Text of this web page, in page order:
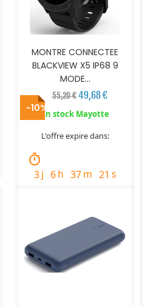
MONTRE CONNECTEE
BLACKVIEW X5 IP68 9
MODE...
55,20 € 49,68 €
En stock Mayotte
L'offre expire dans:
timer
3j 6h 37m 20 s
-10%